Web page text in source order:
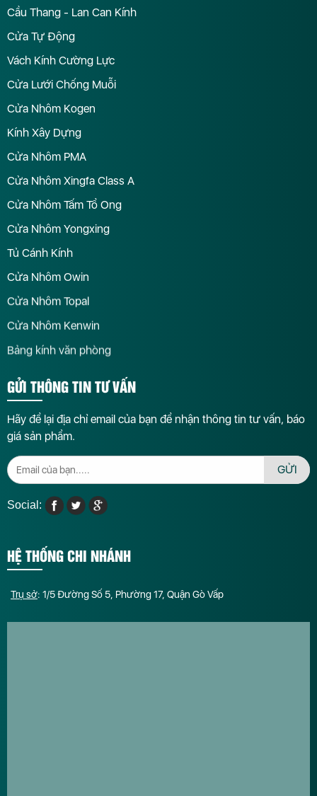
Cầu Thang - Lan Can Kính
Cửa Tự Động
Vách Kính Cường Lực
Cửa Lưới Chống Muỗi
Cửa Nhôm Kogen
Kính Xây Dựng
Cửa Nhôm PMA
Cửa Nhôm Xingfa Class A
Cửa Nhôm Tấm Tổ Ong
Cửa Nhôm Yongxing
Tủ Cánh Kính
Cửa Nhôm Owin
Cửa Nhôm Topal
Cửa Nhôm Kenwin
Bảng kính văn phòng
GỬI THÔNG TIN TƯ VẤN
Hãy để lại địa chỉ email của bạn để nhận thông tin tư vấn, báo
giá sản phẩm.
GỬI
Social:
HỆ THỐNG CHI NHÁNH
Trụ sở: 1/5 Đường Số 5, Phường 17, Quận Gò Vấp